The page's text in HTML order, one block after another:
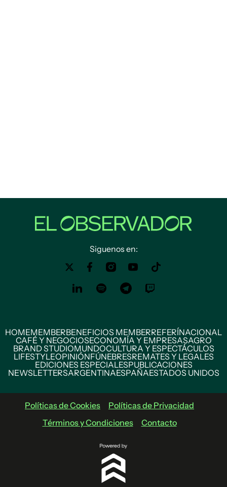
Siguenos en:
HOMEMEMBERBENEFICIOS MEMBERREFERÍNACIONAL
CAFÉ Y NEGOCIOSECONOMÍA Y EMPRESASAGRO
BRAND STUDIOMUNDOCULTURA Y ESPECTÁCULOS
LIFESTYLEOPINIÓNFÚNEBRESREMATES Y LEGALES
EDICIONES ESPECIALESPUBLICACIONES
NEWSLETTERSARGENTINAESPAÑAESTADOS UNIDOS
Políticas de Cookies
Políticas de Privacidad
Términos y Condiciones
Contacto